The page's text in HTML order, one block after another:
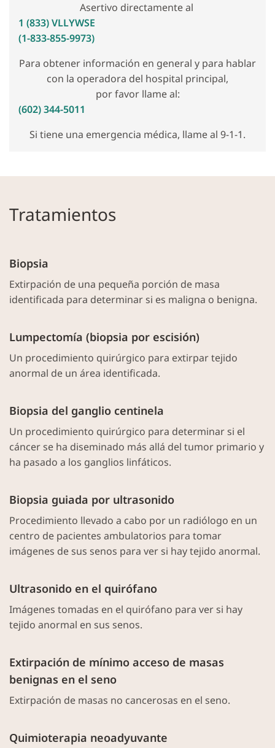
Asertivo directamente al
1 (833) VLLYWSE
(1-833-855-9973)
Para obtener información en general y para hablar
con la operadora del hospital principal,
por favor llame al:
(602) 344-5011
Si tiene una emergencia médica, llame al 9-1-1.
Tratamientos
Biopsia
Extirpación de una pequeña porción de masa
identificada para determinar si es maligna o benigna.
Lumpectomía (biopsia por escisión)
Un procedimiento quirúrgico para extirpar tejido
anormal de un área identificada.
Biopsia del ganglio centinela
Un procedimiento quirúrgico para determinar si el
cáncer se ha diseminado más allá del tumor primario y
ha pasado a los ganglios linfáticos.
Biopsia guiada por ultrasonido
Procedimiento llevado a cabo por un radiólogo en un
centro de pacientes ambulatorios para tomar
imágenes de sus senos para ver si hay tejido anormal.
Ultrasonido en el quirófano
Imágenes tomadas en el quirófano para ver si hay
tejido anormal en sus senos.
Extirpación de mínimo acceso de masas
benignas en el seno
Extirpación de masas no cancerosas en el seno.
Quimioterapia neoadyuvante